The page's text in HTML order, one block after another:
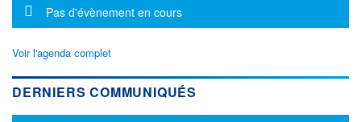
Message d'information
Pas d'évènement en cours
Voir l'agenda complet
DERNIERS COMMUNIQUÉS